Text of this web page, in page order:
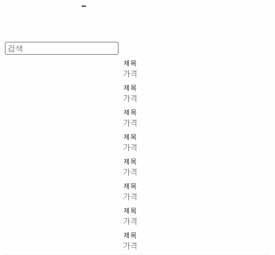
제목
가격
제목
가격
제목
가격
제목
가격
제목
가격
제목
가격
제목
가격
제목
가격